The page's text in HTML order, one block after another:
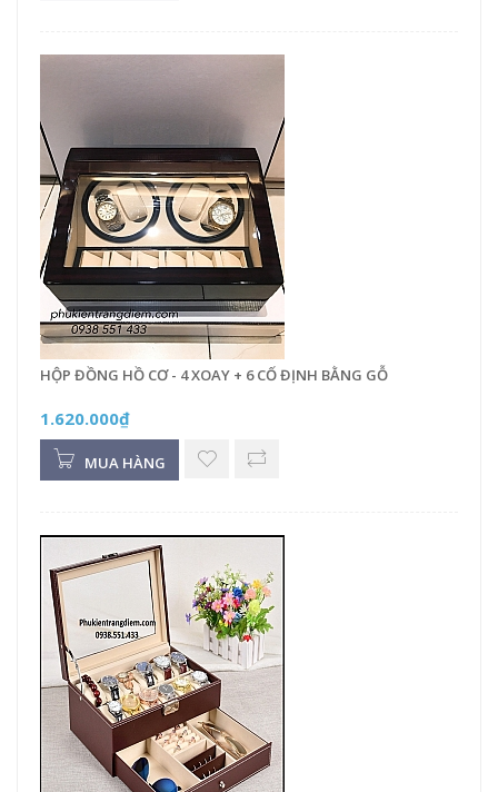
HỘP ĐỒNG HỒ CƠ - 4 XOAY + 6 CỐ ĐỊNH BẰNG GỖ
1.620.000₫
MUA HÀNG